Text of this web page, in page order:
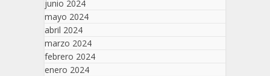
junio 2024
mayo 2024
abril 2024
marzo 2024
febrero 2024
enero 2024